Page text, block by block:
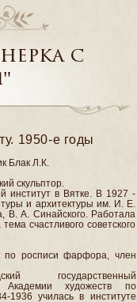
с
1950-е годы
Блак Л.К.
скульптор.
институт в Вятке. В 1927 -
и архитектуры им. И. Е.
В. А. Синайского. Работала
счастливого советского
по росписи фарфора, член
государственный
Академии художеств по
1936 училась в институте